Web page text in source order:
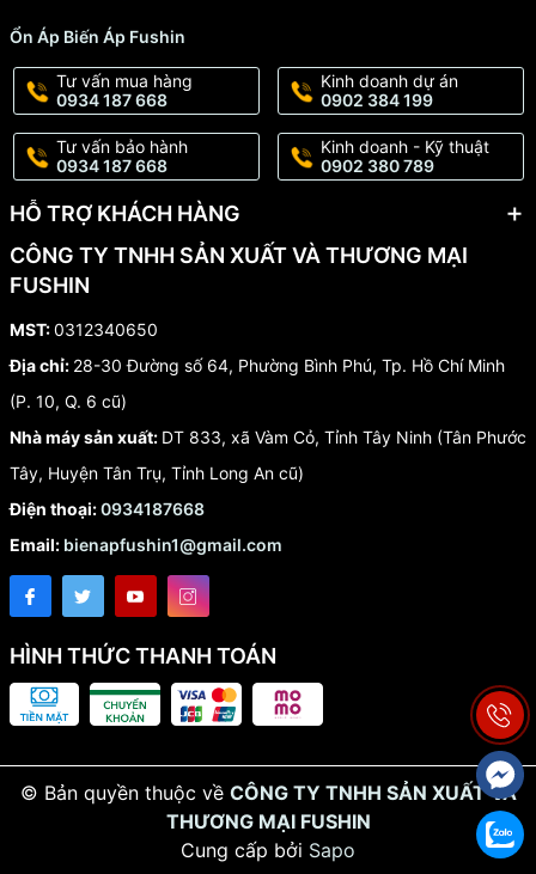
Ổn Áp Biến Áp Fushin
Tư vấn mua hàng
0934 187 668
Kinh doanh dự án
0902 384 199
Tư vấn bảo hành
0934 187 668
Kinh doanh - Kỹ thuật
0902 380 789
HỖ TRỢ KHÁCH HÀNG
CÔNG TY TNHH SẢN XUẤT VÀ THƯƠNG MẠI
FUSHIN
MST:0312340650
Địa chỉ: 28-30 Đường số 64, Phường Bình Phú, Tp. Hồ Chí Minh
(P. 10, Q. 6 cũ)
Nhà máy sản xuất: DT 833, xã Vàm Cỏ, Tỉnh Tây Ninh (Tân Phước
Tây, Huyện Tân Trụ, Tỉnh Long An cũ)
Điện thoại:0934187668
Email: bienapfushin1@gmail.com
HÌNH THỨC THANH TOÁN
© Bản quyền thuộc về CÔNG TY TNHH SẢN XUẤT VÀ
THƯƠNG MẠI FUSHIN
Cung cấp bởi Sapo